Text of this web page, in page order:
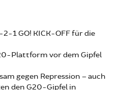
2-1 GO! KICK-OFF für die
Plattform vor dem Gipfel
gegen Repression – auch
den G20-Gipfel in